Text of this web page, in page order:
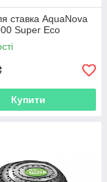
ставка AquaNova
Super Eco
Купити